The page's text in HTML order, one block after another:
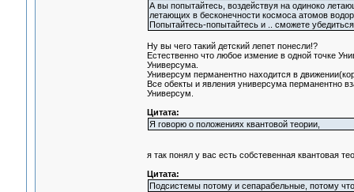
А вы попытайтесь, воздействуя на одиноко
летающих в бесконечности космоса атомов
Попытайтесь-попытайтесь и .. сможете
Ну вы чего такий детский лепет понесли!?
Естественно что любое измение в одной точке
Универсума.
Универсум перманентно находится в
Все обекты и явления универсума перманентно
Универсум.
Цитата:
Я говорю о положениях квантовой теории,
я так понял у вас есть собстевенная квантовая
Цитата:
Подсистемы потому и сепарабельные, потому